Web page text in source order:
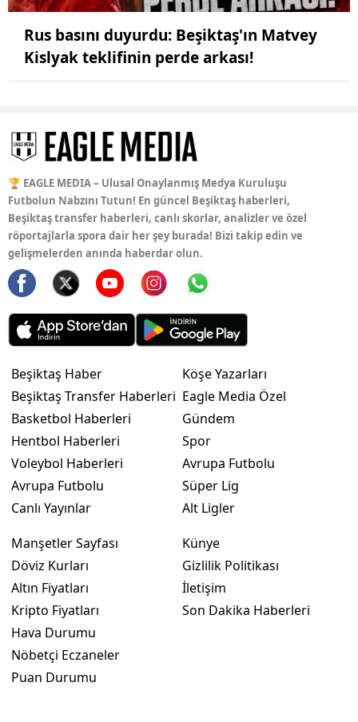
Rus basını duyurdu: Beşiktaş'ın Matvey
Kislyak teklifinin perde arkası!
🏆 EAGLE MEDIA – Ulusal Onaylanmış Medya Kuruluşu
Futbolun Nabzını Tutun! En güncel Beşiktaş haberleri,
Beşiktaş transfer haberleri, canlı skorlar, analizler ve özel
röportajlarla spora dair her şey burada! Bizi takip edin ve
gelişmelerden anında haberdar olun.
Beşiktaş Haber
Beşiktaş Transfer Haberleri
Basketbol Haberleri
Hentbol Haberleri
Voleybol Haberleri
Avrupa Futbolu
Canlı Yayınlar
Köşe Yazarları
Eagle Media Özel
Gündem
Spor
Avrupa Futbolu
Süper Lig
Alt Ligler
Manşetler Sayfası
Döviz Kurları
Altın Fiyatları
Kripto Fiyatları
Hava Durumu
Nöbetçi Eczaneler
Puan Durumu
Künye
Gizlilik Politikası
İletişim
Son Dakika Haberleri